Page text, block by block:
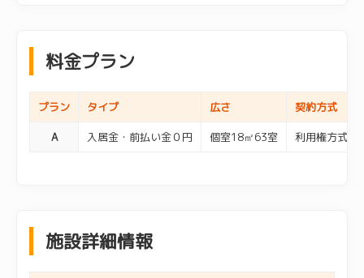
料金プラン
プラン タイプ 広さ 契約方式
A 入居金・前払い金０円 個室18㎡63室 利用権方式
施設詳細情報